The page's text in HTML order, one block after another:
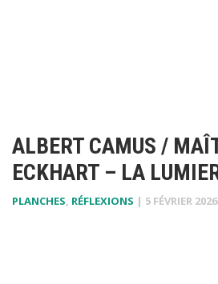
ALBERT CAMUS /
ECKHART – LA
PLANCHES, RÉFLEXIONS | 5 FÉVRIER 2026